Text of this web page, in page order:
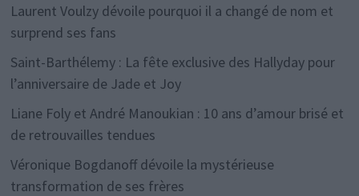
Laurent Voulzy dévoile pourquoi il a changé de nom et
surprend ses fans
Saint-Barthélemy : La fête exclusive des Hallyday pour
l’anniversaire de Jade et Joy
Liane Foly et André Manoukian : 10 ans d’amour brisé et
de retrouvailles tendues
Véronique Bogdanoff dévoile la mystérieuse
transformation de ses frères